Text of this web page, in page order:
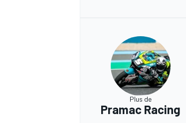
Plus de
Pramac Racing